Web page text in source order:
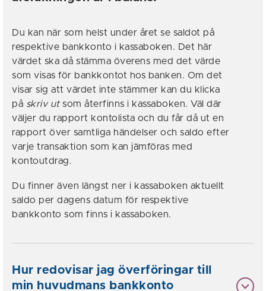
Du kan när som helst under året se saldot på
respektive bankkonto i kassaboken. Det här
värdet ska då stämma överens med det värde
som visas för bankkontot hos banken. Om det
visar sig att värdet inte stämmer kan du klicka
på skriv utsom återfinns i kassaboken. Väl där
väljer du rapport kontolista och du får då ut en
rapport över samtliga händelser och saldo efter
varje transaktion som kan jämföras med
kontoutdrag.
Du finner även längst ner i kassaboken aktuellt
saldo per dagens datum för respektive
bankkonto som finns i kassaboken.
Hur redovisar jag överföringar till
min huvudmans bankkonto